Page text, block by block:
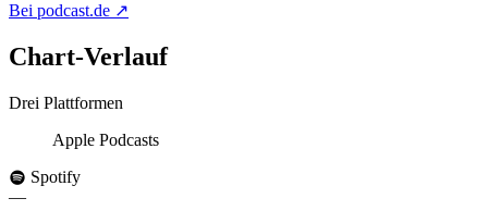
Bei podcast.de ↗
Chart-Verlauf
Drei Plattformen
Apple Podcasts
Spotify
—